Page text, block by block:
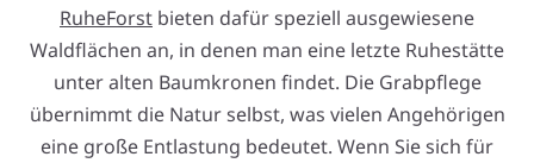
RuheForst bieten dafür speziell ausgewiesene
Waldflächen an, in denen man eine letzte Ruhestätte
unter alten Baumkronen findet. Die Grabpflege
übernimmt die Natur selbst, was vielen Angehörigen
eine große Entlastung bedeutet. Wenn Sie sich für